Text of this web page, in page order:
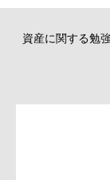
資産に関する勉